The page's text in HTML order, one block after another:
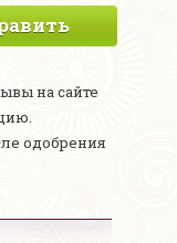
на сайте
одобрения